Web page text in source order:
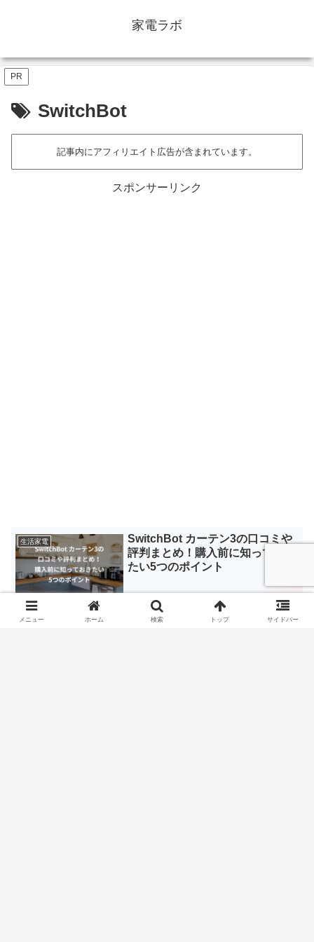
家電ラボ
PR
SwitchBot
記事内にアフィリエイト広告が含まれています。
スポンサーリンク
生活家電
SwitchBot カーテン3の口コミや
評判まとめ！購入前に知っておき
たい5つのポイント
SwitchBot ハブ2の口コミや使用
メニュー ホーム 検索 トップ サイドバー